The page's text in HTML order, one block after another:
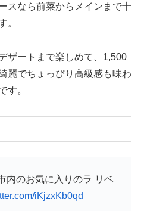
スなら前菜からメインまで十
。
ザートまで楽しめて、1,500
麗でちょっぴり高級感も味わ
す。
内のお気に入りのラ リベ
iKjzxKb0qd